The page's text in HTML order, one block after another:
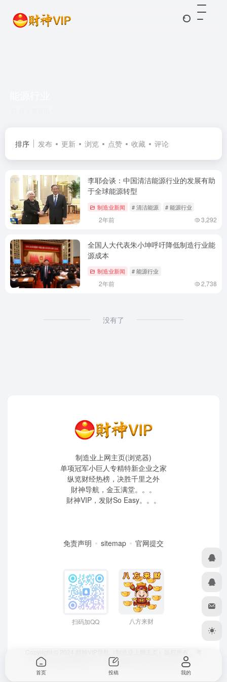
排序 发布 更新 浏览 点赞 收藏 评论
李耶会谈：中国清洁能源行业的发展有助
于全球能源转型
制造业新闻 # 清洁能源 # 能源行业
2年前 3,292
全国人大代表朱小坤呼吁降低制造行业能
源成本
制造业新闻 # 能源行业
2年前 2,738
没有了
制造业上网主页(浏览器)
单项冠军小巨人专精特新企业之家
纵览财经热榜，决胜千里之外
財神导航，金玉满堂。。。
財神VIP，发財So Easy。。。
免责声明 sitemap 官网提交
扫码加QQ 八方来财
ICP备2022039259号
、 粤公网安备44190002007732号
首页 投稿 我的